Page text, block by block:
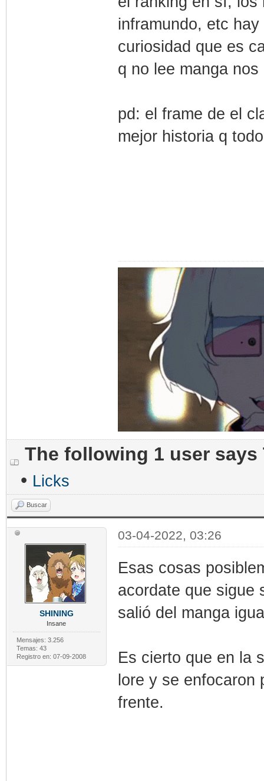
inframundo, etc
curiosidad que es
q no lee manga
pd: el frame de el
mejor historia q
The following 1 user
• Licks
Buscar
SHINING
Insane
Mensajes: 3.256
Temas: 43
Registro en: 07-09-2008
03-04-2022, 03:26
Esas cosas
acordate que sigue
salió del manga
Es cierto que en la
lore y se enfocaron
frente.